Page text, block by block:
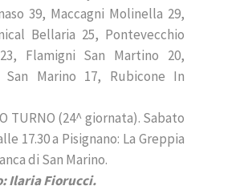
39, Maccagni Molinella 29,
Bellaria 25, Pontevecchio
Flamigni San Martino 20,
San Marino 17, Rubicone In
TURNO (24^ giornata). Sabato
17.30 a Pisignano: La Greppia
di San Marino.
Ilaria Fiorucci.